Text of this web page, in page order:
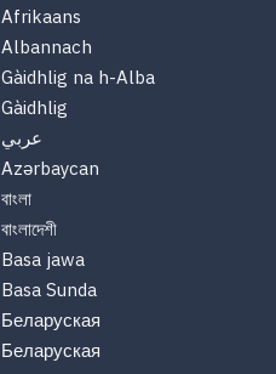
Afrikaans
Albannach
Gàidhlig na h-Alba
Gàidhlig
عربي
Azərbaycan
বাংলা
বাংলাদেশী
Basa jawa
Basa Sunda
Беларуская
Беларуская